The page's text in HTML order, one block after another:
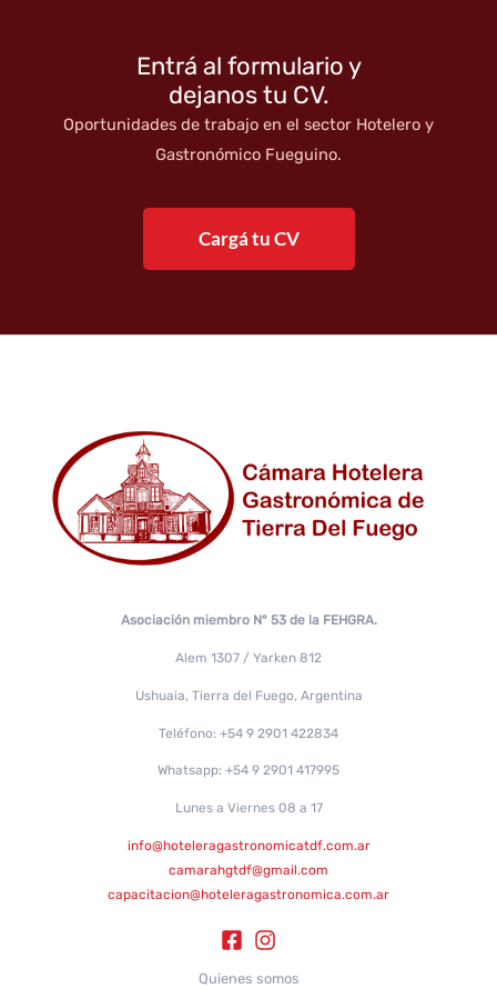
Entrá al formulario y
dejanos tu CV.
Oportunidades de trabajo en el sector Hotelero y
Gastronómico Fueguino.
Cargá tu CV
Asociación miembro N° 53 de la FEHGRA.
Alem 1307 / Yarken 812
Ushuaia, Tierra del Fuego, Argentina
Teléfono: +54 9 2901 422834
Whatsapp: +54 9 2901 417995
Lunes a Viernes 08 a 17
info@hoteleragastronomicatdf.com.ar
camarahgtdf@gmail.com
capacitacion@hoteleragastronomica.com.ar
Quienes somos